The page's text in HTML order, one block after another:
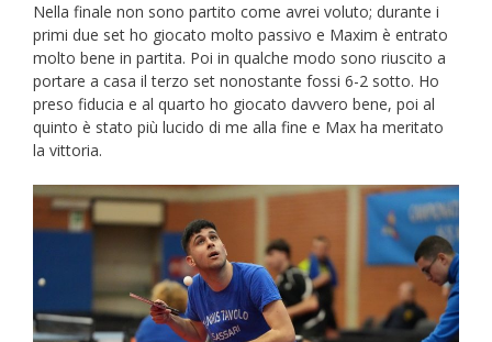
Nella finale non sono partito come avrei voluto; durante i
primi due set ho giocato molto passivo e Maxim è entrato
molto bene in partita. Poi in qualche modo sono riuscito a
portare a casa il terzo set nonostante fossi 6-2 sotto. Ho
preso fiducia e al quarto ho giocato davvero bene, poi al
quinto è stato più lucido di me alla fine e Max ha meritato
la vittoria.